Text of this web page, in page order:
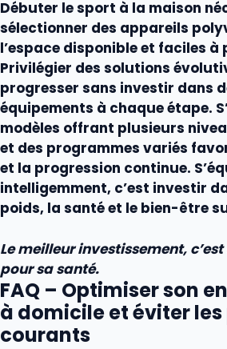
Débuter lesport à la maison
sélectionner des appareils
l’espace disponible et faciles à
Privilégier des solutions
progresser sans investir dans
équipements à chaque étape.
modèles offrant plusieurs
et des programmes variés
et la progression continue.
intelligemment, c’est investir
poids, la santé et le bien-être
Le meilleur investissement,
pour sa santé.
FAQ – Optimiser son
à domicile et éviter
courants